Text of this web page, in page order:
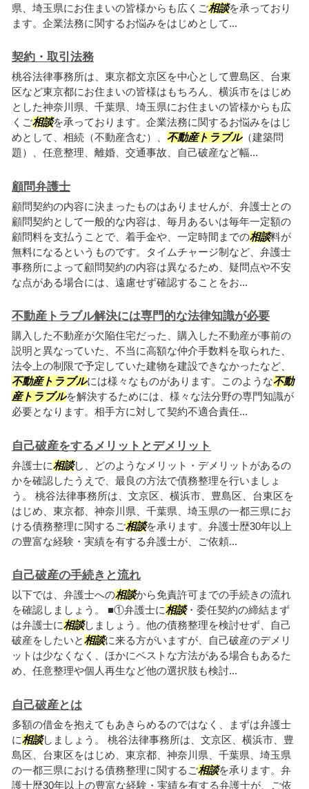
県、埼玉県にお住まいの皆様からも広くご相談を承っており
ます。企業法務に関するお悩みをはじめとして...
契約・取引法務
桃谷法律事務所は、東京都文京区を中心として豊島区、台東
区など東京都にお住まいの皆様はもちろん、横浜市をはじめ
とした神奈川県、千葉県、埼玉県にお住まいの皆様からも広
くご相談を承っております。企業法務に関するお悩みをはじ
めとして、相続（不動産含む）、 不動産トラブル（建築問
題）、任意整理、離婚、交通事故、自己破産など幅...
顧問弁護士
顧問契約の内容に決まったものはありませんが、弁護士との
顧問契約として一般的な内容は、毎月あるいは毎年一定額の
顧問料を支払うことで、着手金や、一定時間までの相談料が
無料になるというものです。タイムチャージ制など、弁護士
事務所によって顧問契約の内容は異なるため、疑問点や不安
な点がある場合には、遠慮せず確認することをお...
不動産トラブル解決には専門的な法律知識が必要
購入した不動産が欠陥住宅だった、購入した不動産が事前の
説明と異なっていた、不当に高額な仲介手数料を取られた、
法令上の制限で予定していた建物を建設できなかったなど、
不動産トラブルには様々なものがあります。このような不動
産トラブルを解決するためには、様々な法分野の専門知識が
必要となります。相手方に対して契約不適合責任...
自己破産をするメリットとデメリット
弁護士に相談し、どのようなメリット・デメリットがあるの
かを確認したうえで、最良の方法で債務整理を行いましょ
う。 桃谷法律事務所は、文京区、横浜市、豊島区、台東区を
はじめ、東京都、神奈川県、千葉県、埼玉県の一都三県にお
ける債務整理に関するご相談を承ります。弁護士歴30年以上
の豊富な経験・実績を有する弁護士が、ご依頼...
自己破産の手続きと流れ
以下では、弁護士への相談から免責許可までの手続きの流れ
を確認しましょう。 ■①弁護士に相談・委任契約の締結まず
は弁護士に相談しましょう。他の債務整理を検討せず、自己
破産をしたいと相談に来る方がいますが、自己破産のデメリ
ットは少なくなく、ほかにベストな方法がある場合もあるた
め、任意整理や個人再生など他の選択肢も検討...
自己破産とは
多額の借金を抱えてもあきらめるのではなく、まずは弁護士
に相談しましょう。 桃谷法律事務所は、文京区、横浜市、豊
島区、台東区をはじめ、東京都、神奈川県、千葉県、埼玉県
の一都三県における債務整理に関するご相談を承ります。弁
護士歴30年以上の豊富な経験・実績を有する弁護士が、ご依